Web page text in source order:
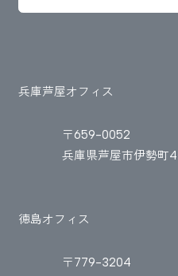
兵庫芦屋オフィス
〒659-0052
兵庫県芦屋市伊勢町
徳島オフィス
〒779-3204